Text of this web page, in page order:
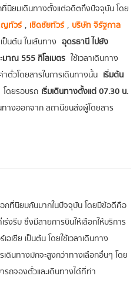
ที่นิยมเดินทางตั้งแต่อดีตถึงปัจจุบัน โดย
ทัวร์ , เชิดชัยทัวร์ , บริษัท จิรัฐกาล
เป็นต้น ในเส้นทาง อุดรธานี ไปยัง
มาณ 555 กิโลเมตร ใช้เวลาเดินทาง
ตั๋วโดยสารในการเดินทางนั้น เริ่มต้น
โดยรอบรถ เริ่มเดินทางตั้งแต่ 07.30 น.
ทางออกจาก สถานีขนส่งผู้โดยสาร
กที่นิยมกันมากในปัจจุบัน โดยมีข้อดีคือ
ร่งรีบ ซึ่งมีสายการบินให้เลือกให้บริการ
อเชีย เป็นต้น โดยใช้เวลาเดินทาง
ดินทางมักจะสูงกว่าทางเลือกอื่นๆ โดย
รถจองตั๋วและเดินทางได้ที่ท่า